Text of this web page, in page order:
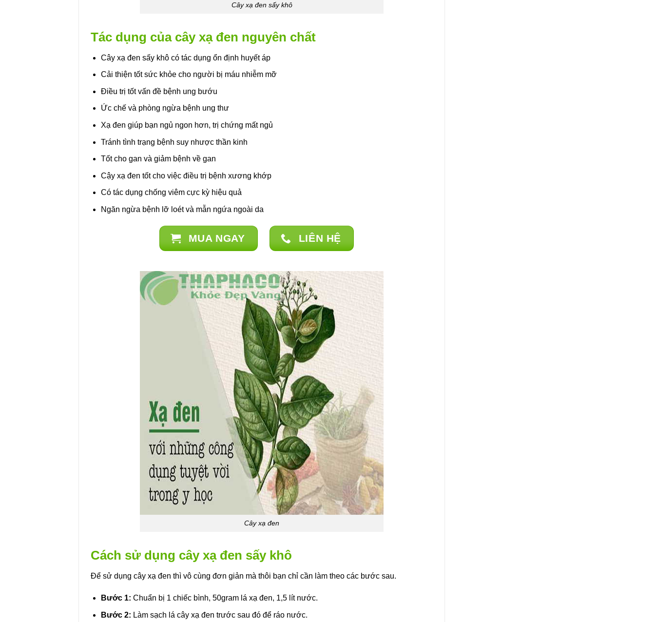
Cây xạ đen sấy khô
Tác dụng của cây xạ đen nguyên chất
Cây xạ đen sấy khô có tác dụng ổn định huyết áp
Cải thiện tốt sức khỏe cho người bị máu nhiễm mỡ
Điều trị tốt vấn đề bệnh ung bướu
Ức chế và phòng ngừa bệnh ung thư
Xạ đen giúp bạn ngủ ngon hơn, trị chứng mất ngủ
Tránh tình trạng bệnh suy nhược thần kinh
Tốt cho gan và giảm bệnh về gan
Cậy xạ đen tốt cho việc điều trị bệnh xương khớp
Có tác dụng chống viêm cực kỳ hiệu quả
Ngăn ngừa bệnh lỡ loét và mẫn ngứa ngoài da
MUA NGAY LIÊN HỆ
Cây xạ đen
Cách sử dụng cây xạ đen sấy khô
Để sử dụng cây xạ đen thì vô cùng đơn giản mà thôi bạn chỉ cần làm theo các bước sau.
Bước 1: Chuẩn bị 1 chiếc bình, 50gram lá xạ đen, 1,5 lít nước.
Bước 2: Làm sạch lá cây xạ đen trước sau đó để ráo nước.